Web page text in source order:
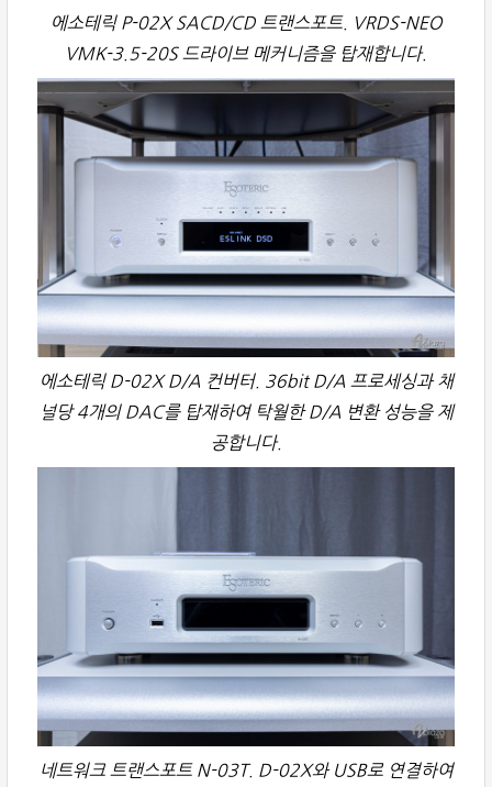
에소테릭 P-02X SACD/CD 트랜스포트. VRDS-NEO
VMK-3.5-20S 드라이브 메커니즘을 탑재합니다.
에소테릭 D-02X D/A 컨버터. 36bit D/A 프로세싱과 채
널당 4개의 DAC를 탑재하여 탁월한 D/A 변환 성능을 제
공합니다.
네트워크 트랜스포트 N-03T. D-02X와 USB로 연결하여